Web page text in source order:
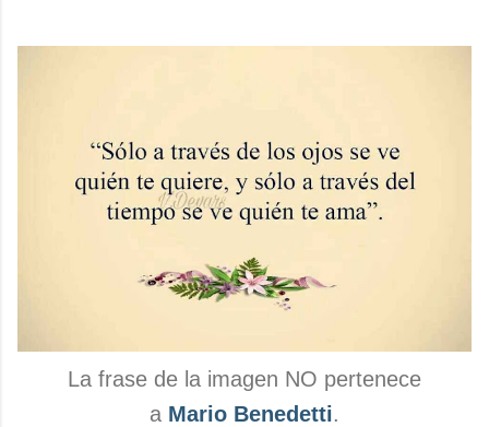
La frase de la imagen NO pertenece
a Mario Benedetti.